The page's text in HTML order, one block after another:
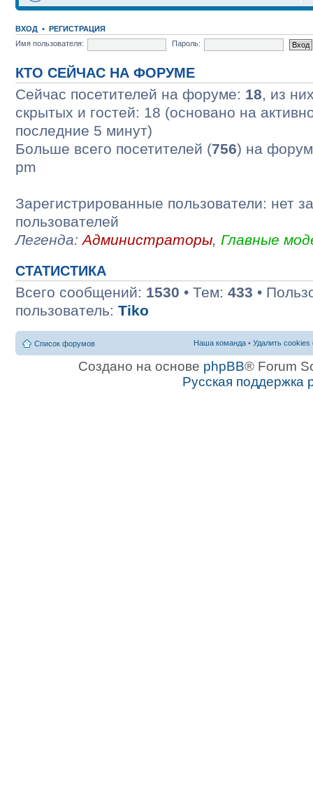
ВХОД • РЕГИСТРАЦИЯ
Имя пользователя:
Пароль:
КТО СЕЙЧАС НА ФОРУМЕ
Сейчас посетителей на форуме: 18 , из
скрытых и гостей: 18 (основано на
последние 5 минут)
Больше всего посетителей (756) на
pm
Зарегистрированные пользователи: нет
пользователей
Легенда: Администраторы Главные
СТАТИСТИКА
Всего сообщений: 1530 • Тем: 433 •
пользователь: Tiko
Список форумов Наша команда • Удалить
Создано на основе phpBB® Forum
Русская поддержка